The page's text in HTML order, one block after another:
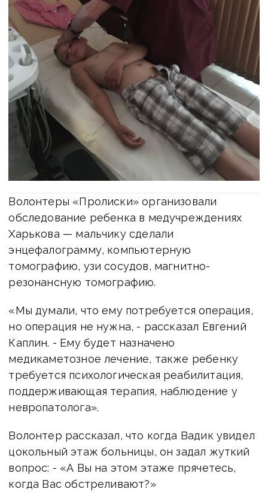
Волонтеры «Пролиски» организовали
обследование ребенка в медучреждениях
Харькова — мальчику сделали
энцефалограмму, компьютерную
томографию, узи сосудов, магнитно-
резонансную томографию.
«Мы думали, что ему потребуется операция,
но операция не нужна, - рассказал Евгений
Каплин. - Ему будет назначено
медикаметозное лечение, также ребенку
требуется психологическая реабилитация,
поддерживающая терапия, наблюдение у
невропатолога».
Волонтер рассказал, что когда Вадик увидел
цокольный этаж больницы, он задал жуткий
вопрос: - «А Вы на этом этаже прячетесь,
когда Вас обстреливают?»